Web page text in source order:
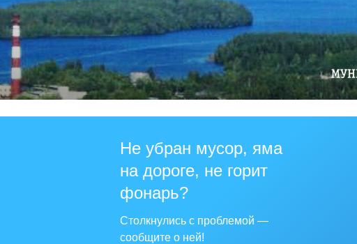
Не убран мусор, яма
на дороге, не горит
фонарь?
Столкнулись с проблемой —
сообщите о ней!